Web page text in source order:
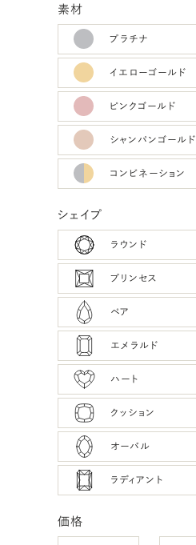
素材
プラチナ
イエローゴールド
ピンクゴールド
シャンパンゴールド
コンビネーション
シェイプ
ラウンド
プリンセス
ペア
エメラルド
ハート
クッション
オーバル
ラディアント
価格